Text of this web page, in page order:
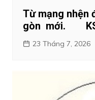
Từ mạng nhện
gòn mới. KS.
23 Tháng 7, 2026